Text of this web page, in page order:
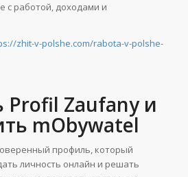
с работой, доходами и
zhit-v-polshe.com/rabota-v-polshe-
Profil Zaufany и
mObywatel
профиль, который
личность онлайн и решать